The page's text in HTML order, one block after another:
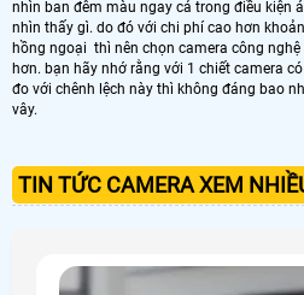
nhìn ban đêm màu ngay cả trong điều kiện
nhìn thấy gì. do đó với chi phí cao hơn
hồng ngoại thì nên chọn camera công
hơn. bạn hãy nhớ rằng với 1 chiết camera
đo với chênh lệch này thì không đáng bao
vây.
TIN TỨC CAMERA XEM